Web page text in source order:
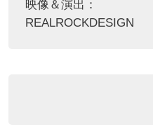
映像＆演出：
REALROCKDESIGN